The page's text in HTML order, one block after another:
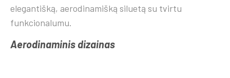
elegantišką, aerodinamišką siluetą su tvirtu
funkcionalumu.
Aerodinaminis dizainas